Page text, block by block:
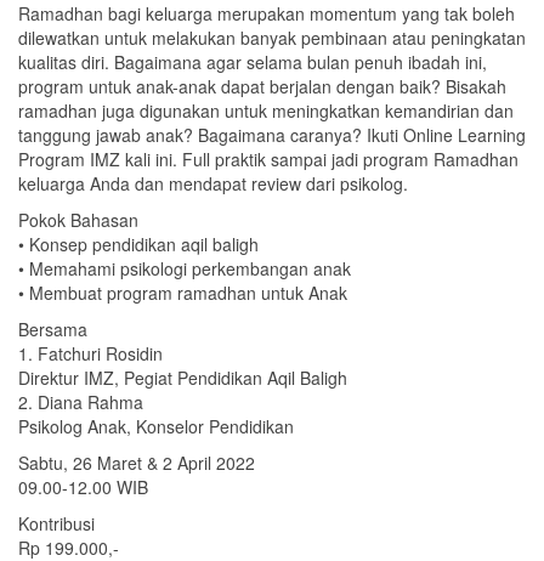
Ramadhan bagi keluarga merupakan momentum yang tak boleh
dilewatkan untuk melakukan banyak pembinaan atau peningkatan
kualitas diri. Bagaimana agar selama bulan penuh ibadah ini,
program untuk anak-anak dapat berjalan dengan baik? Bisakah
ramadhan juga digunakan untuk meningkatkan kemandirian dan
tanggung jawab anak? Bagaimana caranya? Ikuti Online Learning
Program IMZ kali ini. Full praktik sampai jadi program Ramadhan
keluarga Anda dan mendapat review dari psikolog.
Pokok Bahasan
• Konsep pendidikan aqil baligh
• Memahami psikologi perkembangan anak
• Membuat program ramadhan untuk Anak
Bersama
1. Fatchuri Rosidin
Direktur IMZ, Pegiat Pendidikan Aqil Baligh
2. Diana Rahma
Psikolog Anak, Konselor Pendidikan
Sabtu, 26 Maret & 2 April 2022
09.00-12.00 WIB
Kontribusi
Rp 199.000,-